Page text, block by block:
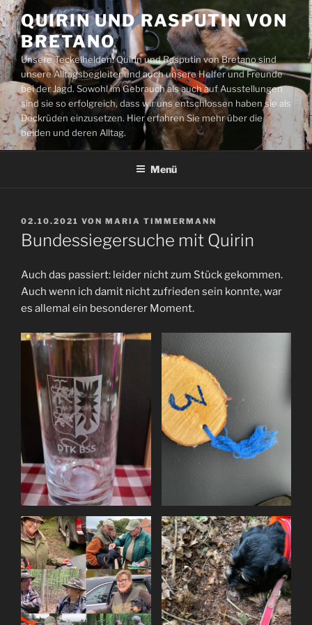
Zum
Inhalt
springen
QUIRIN UND RASPUTIN VON
BRETANO
Unsere Teckelhelden: Quirin und Rasputin von Bretano sind
unsere Alltagsbegleiter und auch unsere Helfer und Freunde
bei der Jagd. Sowohl im Gebrauch als auch auf Ausstellungen
sind sie so erfolgreich, dass wir uns entschlossen haben sie als
Deckrüden einzusetzen. Hier erfahren Sie mehr über die
beiden und deren Alltag.
Menü
VERÖFFENTLICHT
AM
02.10.2021 VON MARIA TIMMERMANN
Bundessiegersuche mit Quirin
Auch das passiert: leider nicht zum Stück gekommen.
Auch wenn ich damit nicht zufrieden sein konnte, war
es allemal ein besonderer Moment.